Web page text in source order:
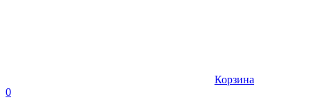
Корзина
0